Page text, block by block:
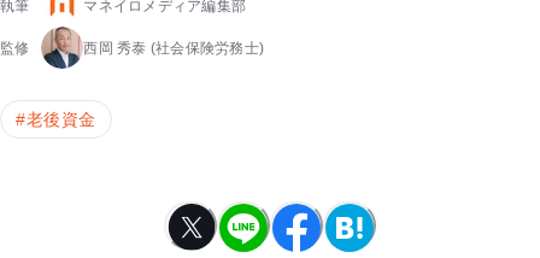
執筆 マネイロメディア編集部
監修 西岡 秀泰 (社会保険労務士)
#老後資金